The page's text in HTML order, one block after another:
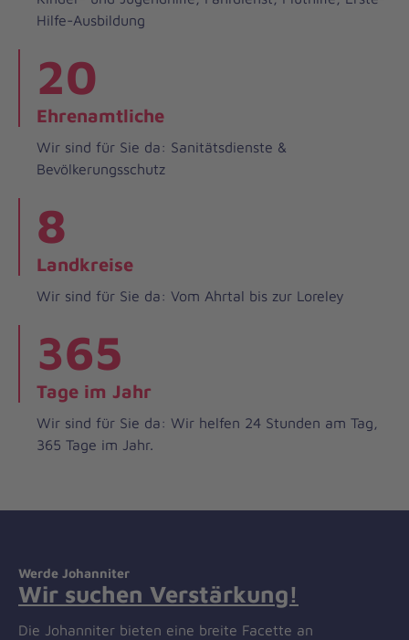
Hilfe-Ausbildung
20
Ehrenamtliche
Wir sind für Sie da: Sanitätsdienste &
Bevölkerungsschutz
8
Landkreise
Wir sind für Sie da: Vom Ahrtal bis zur Loreley
365
Tage im Jahr
Wir sind für Sie da: Wir helfen 24 Stunden am Tag,
365 Tage im Jahr.
Wir suchen Verstärkung!
Werde Johanniter
Die Johanniter bieten eine breite Facette an